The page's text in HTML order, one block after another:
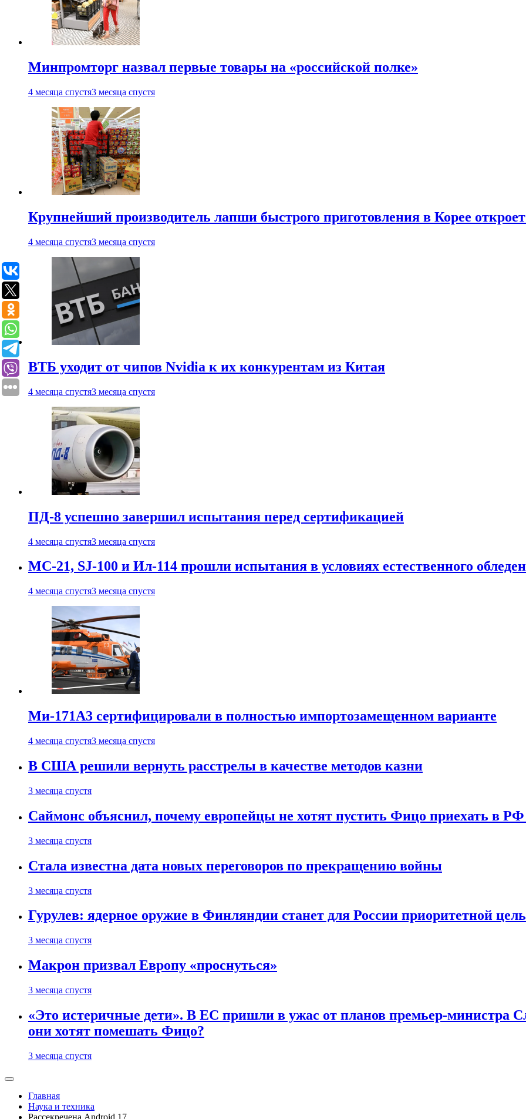
Минпромторг назвал первые товары на «российской полке»
4 месяца спустя3 месяца спустя
Крупнейший производитель лапши быстрого приготовления в Корее
4 месяца спустя3 месяца спустя
ВТБ уходит от чипов Nvidia к их конкурентам из Китая
4 месяца спустя3 месяца спустя
ПД-8 успешно завершил испытания перед сертификацией
4 месяца спустя3 месяца спустя
МС-21, SJ-100 и Ил-114 прошли испытания в условиях естественного
4 месяца спустя3 месяца спустя
Ми-171А3 сертифицировали в полностью импортозамещенном варианте
4 месяца спустя3 месяца спустя
В США решили вернуть расстрелы в качестве методов казни
3 месяца спустя
Саймонс объяснил, почему европейцы не хотят пустить Фицо приехать в
3 месяца спустя
Стала известна дата новых переговоров по прекращению войны
3 месяца спустя
Гурулев: ядерное оружие в Финляндии станет для России приоритетной
3 месяца спустя
Макрон призвал Европу «проснуться»
3 месяца спустя
«Это истеричные дети». В ЕС пришли в ужас от планов премьер-министра
они хотят помешать Фицо?
3 месяца спустя
Главная
Наука и техника
Рассекречена Android 17